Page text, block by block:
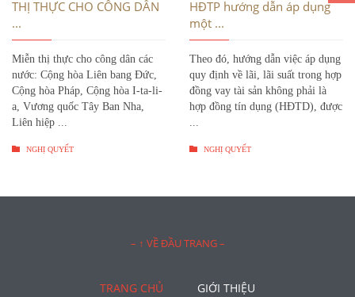
THỊ THỰC CHO CÔNG DÂN
...
Miễn thị thực cho công dân các
nước: Cộng hòa Liên bang Đức,
Cộng hòa Pháp, Cộng hòa I-ta-li-
a, Vương quốc Tây Ban Nha,
Liên hiệp ...
 NGHỊ QUYẾT
HĐTP hướng dẫn áp dụng
một ...
Theo đó, hướng dẫn việc áp dụng
quy định về lãi, lãi suất trong hợp
đồng vay tài sản không phải là
hợp đồng tín dụng (HĐTD), được
...
 NGHỊ QUYẾT
– ↑ VỀ ĐẦU TRANG –
TRANG CHỦ
GIỚI THIỆU